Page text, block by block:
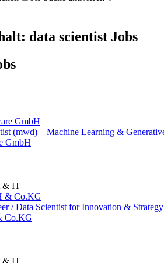
data scientist Jobs
(mwd) – Machine Learning &
GmbH
& IT
/ Data Scientist for Innovation &
Co.KG
& IT